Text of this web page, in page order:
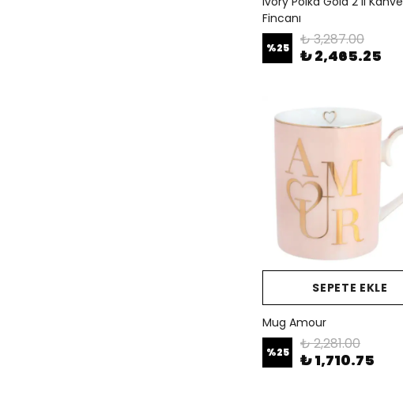
Fincanı
%25 ₺ 3,287.00
₺ 2,465.25
SEPETE EKLE
Mug Amour
%25 ₺ 2,281.00
₺ 1,710.75